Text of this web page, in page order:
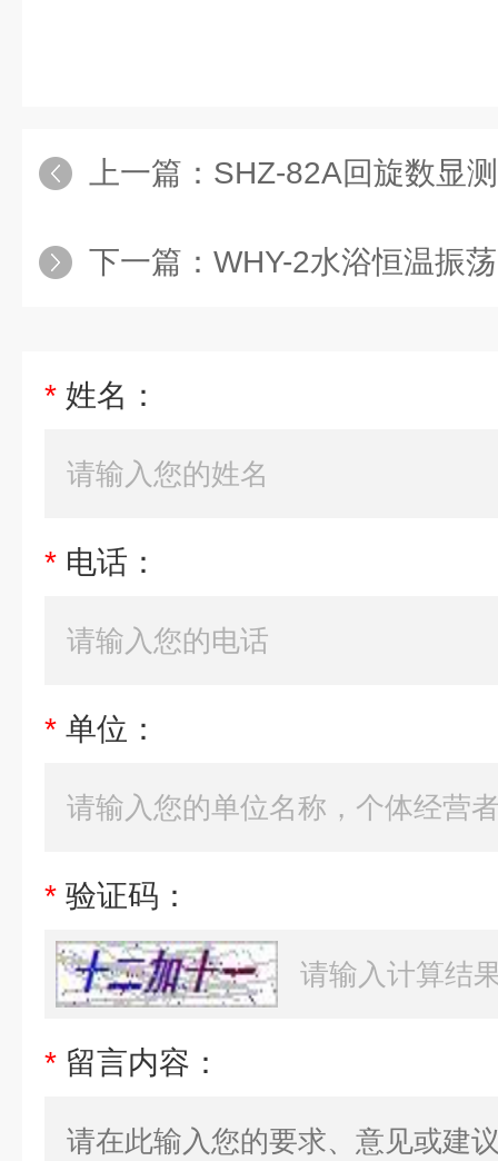
上一篇： SHZ-82A回旋数显
下一篇： WHY-2水浴恒温振
* 姓名：
* 电话：
* 单位：
* 验证码：
* 留言内容：